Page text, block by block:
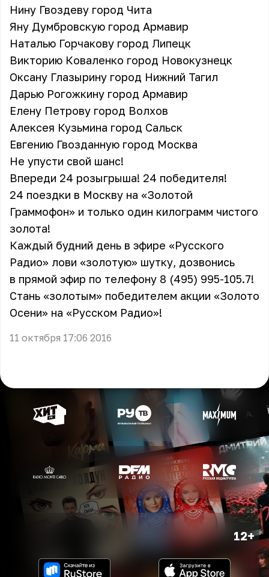
Нину Гвоздеву город Чита
Яну Думбровскую город Армавир
Наталью Горчакову город Липецк
Викторию Коваленко город Новокузнецк
Оксану Глазырину город Нижний Тагил
Дарью Рогожкину город Армавир
Елену Петрову город Волхов
Алексея Кузьмина город Сальск
Евгению Гвозданную город Москва
Не упусти свой шанс!
Впереди 24 розыгрыша! 24 победителя!
24 поездки в Москву на «Золотой
Граммофон» и только один килограмм чистого
золота!
Каждый будний день в эфире «Русского
Радио» лови «золотую» шутку, дозвонись
в прямой эфир по телефону 8 (495) 995-105.7!
Стань «золотым» победителем акции «Золото
Осени» на «Русском Радио»!
11 октября 17:06 2016
12+